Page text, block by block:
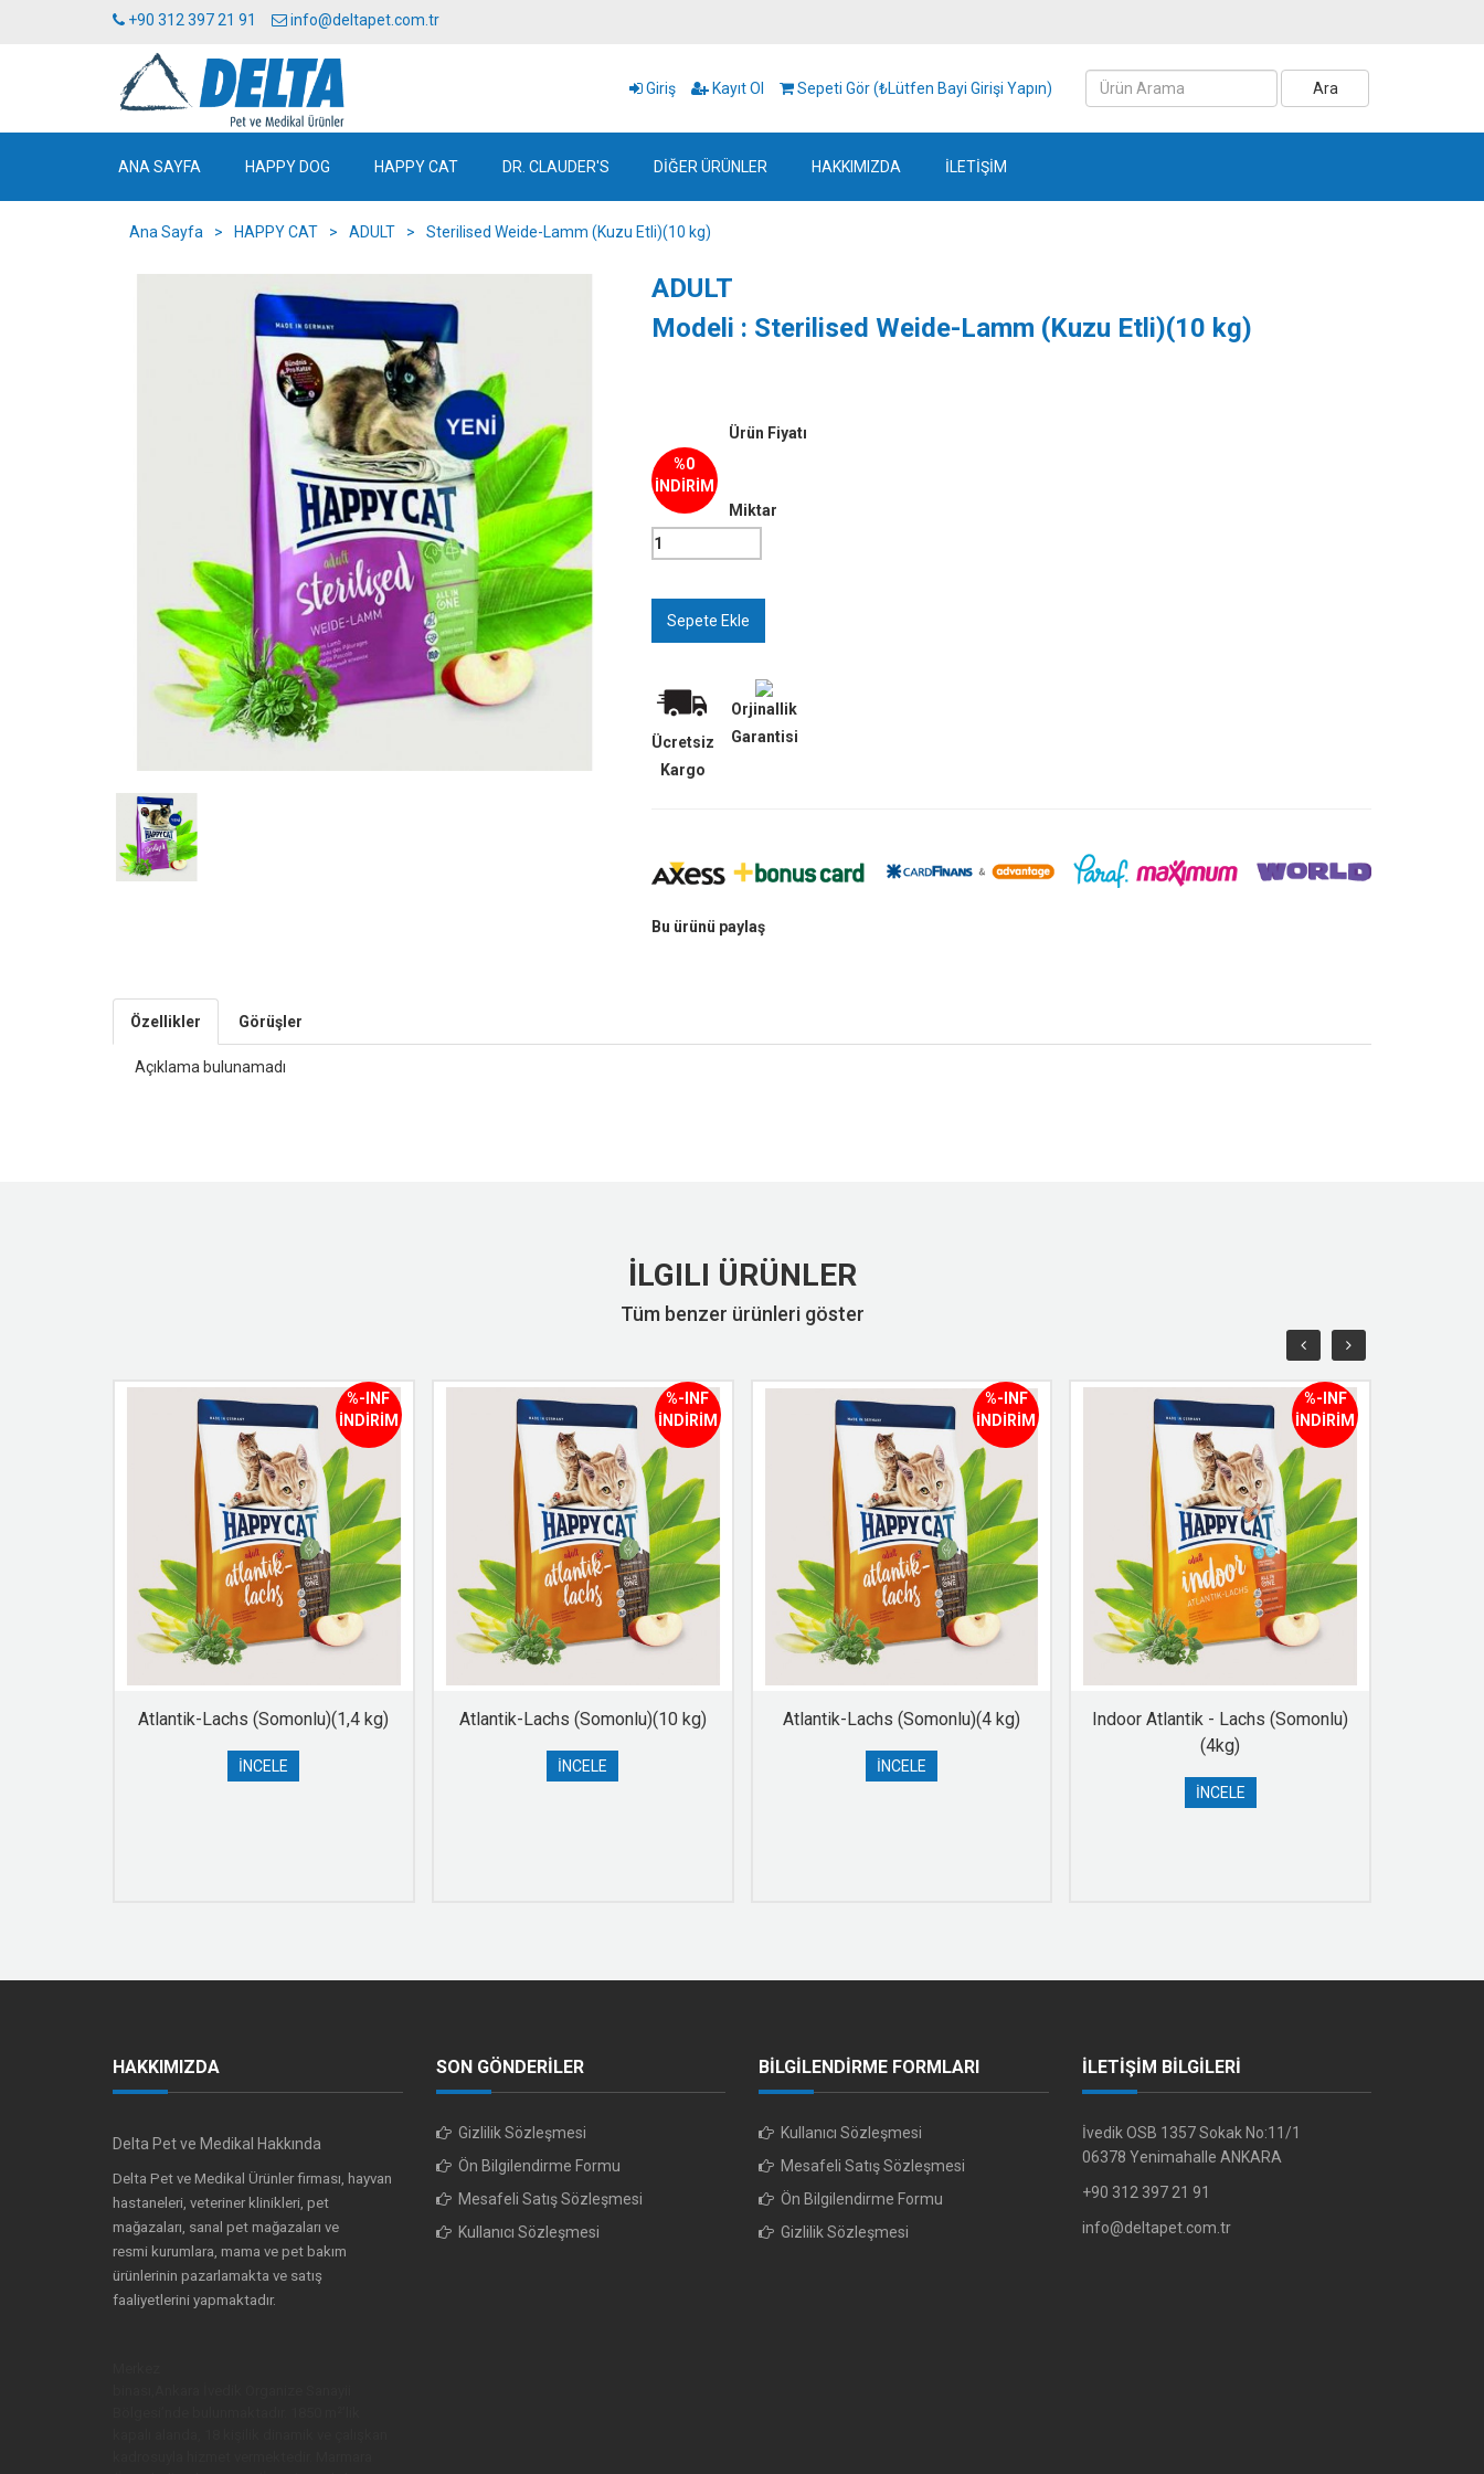
+90 312 397 21 91 info@deltapet.com.tr
Giriş Kayıt Ol Sepeti Gör (₺Lütfen Bayi Girişi Yapın) Ara
ANA SAYFA HAPPY DOG HAPPY CAT DR. CLAUDER'S DİĞER ÜRÜNLER HAKKIMIZDA İLETİŞİM
Ana Sayfa > HAPPY CAT > ADULT > Sterilised Weide-Lamm (Kuzu Etli)(10 kg)
ADULT
Modeli : Sterilised Weide-Lamm (Kuzu Etli)(10 kg)
%0
İNDİRİM
Ürün Fiyatı
Miktar
Ücretsiz
Kargo
Orjinallik
Garantisi
Bu ürünü paylaş
Özellikler Görüşler
Açıklama bulunamadı
İLGILI ÜRÜNLER
Tüm benzer ürünleri göster
%-INF
İNDİRİM
Atlantik-Lachs (Somonlu)(1,4 kg)
İNCELE
%-INF
İNDİRİM
Atlantik-Lachs (Somonlu)(10 kg)
İNCELE
%-INF
İNDİRİM
Atlantik-Lachs (Somonlu)(4 kg)
İNCELE
%-INF
İNDİRİM
Indoor Atlantik - Lachs (Somonlu)
(4kg)
İNCELE
HAKKIMIZDA
Delta Pet ve Medikal Hakkında
Delta Pet ve Medikal Ürünler firması, hayvan
hastaneleri, veteriner klinikleri, pet
mağazaları, sanal pet mağazaları ve
resmi kurumlara, mama ve pet bakım
ürünlerinin pazarlamakta ve satış
faaliyetlerini yapmaktadır.
SON GÖNDERİLER
Gizlilik Sözleşmesi
Ön Bilgilendirme Formu
Mesafeli Satış Sözleşmesi
Kullanıcı Sözleşmesi
BİLGİLENDİRME FORMLARI
Kullanıcı Sözleşmesi
Mesafeli Satış Sözleşmesi
Ön Bilgilendirme Formu
Gizlilik Sözleşmesi
İLETİŞİM BİLGİLERİ
İvedik OSB 1357 Sokak No:11/1
06378 Yenimahalle ANKARA
+90 312 397 21 91
info@deltapet.com.tr